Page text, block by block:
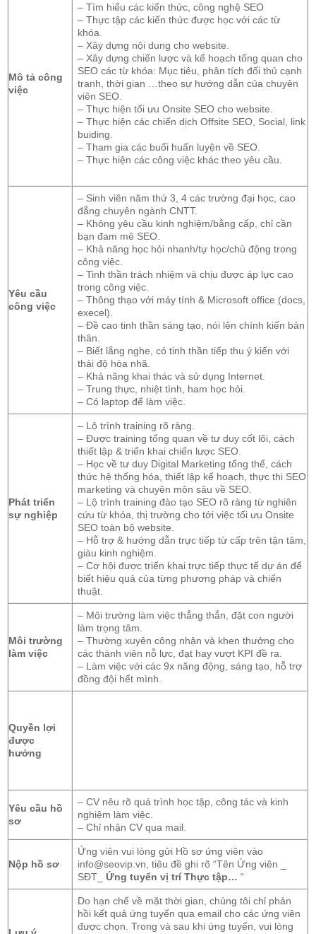
Mô tả công
việc
– Tìm hiểu các kiến thức, công nghệ SEO
– Thực tập các kiến thức được học với các từ
khóa.
– Xây dựng nội dung cho website.
– Xây dựng chiến lược và kế hoạch tổng quan cho
SEO các từ khóa: Mục tiêu, phân tích đối thủ cạnh
tranh, thời gian …theo sự hướng dẫn của chuyên
viên SEO.
– Thực hiện tối ưu Onsite SEO cho website.
– Thực hiện các chiến dịch Offsite SEO, Social, link
buiding.
– Tham gia các buổi huấn luyện về SEO.
– Thực hiện các công việc khác theo yêu cầu.
Yêu cầu
công việc
– Sinh viên năm thứ 3, 4 các trường đại học, cao
đẳng chuyên ngành CNTT.
– Không yêu cầu kinh nghiệm/bằng cấp, chỉ cần
bạn đam mê SEO.
– Khả năng học hỏi nhanh/tự học/chủ động trong
công việc.
– Tinh thần trách nhiệm và chịu được áp lực cao
trong công việc.
– Thông thạo với máy tính & Microsoft office (docs,
execel).
– Đề cao tinh thần sáng tạo, nói lên chính kiến bản
thân.
– Biết lắng nghe, có tinh thần tiếp thu ý kiến với
thái độ hòa nhã.
– Khả năng khai thác và sử dụng Internet.
– Trung thực, nhiệt tình, ham học hỏi.
– Có laptop để làm việc.
Phát triển
sự nghiệp
– Lộ trình training rõ ràng.
– Được training tổng quan về tư duy cốt lõi, cách
thiết lập & triển khai chiến lược SEO.
– Học về tư duy Digital Marketing tổng thể, cách
thức hệ thống hóa, thiết lập kế hoạch, thực thi SEO
marketing và chuyên môn sâu về SEO.
– Lộ trình training đào tạo SEO rõ ràng từ nghiên
cứu từ khóa, thị trường cho tới việc tối ưu Onsite
SEO toàn bộ website.
– Hỗ trợ & hướng dẫn trực tiếp từ cấp trên tận tâm,
giàu kinh nghiệm.
– Cơ hội được triển khai trực tiếp thực tế dự án để
biết hiệu quả của từng phương pháp và chiến
thuật.
Môi trường
làm việc
– Môi trường làm việc thẳng thắn, đặt con người
làm trọng tâm.
– Thường xuyên công nhận và khen thưởng cho
các thành viên nỗ lực, đạt hay vượt KPI đề ra.
– Làm việc với các 9x năng động, sáng tạo, hỗ trợ
đồng đội hết mình.
Quyền lợi
được
hưởng
Yêu cầu hồ
sơ
– CV nêu rõ quá trình học tập, công tác và kinh
nghiệm làm việc.
– Chỉ nhận CV qua mail.
Nộp hồ sơ
Ứng viên vui lòng gửi Hồ sơ ứng viên vào
info@seovip.vn, tiêu đề ghi rõ “Tên Ứng viên _
SĐT_ Ứng tuyển vị trí Thực tập… “
Do hạn chế về mặt thời gian, chúng tôi chỉ phản
hồi kết quả ứng tuyển qua email cho các ứng viên
được chọn. Trong và sau khi ứng tuyển, vui lòng